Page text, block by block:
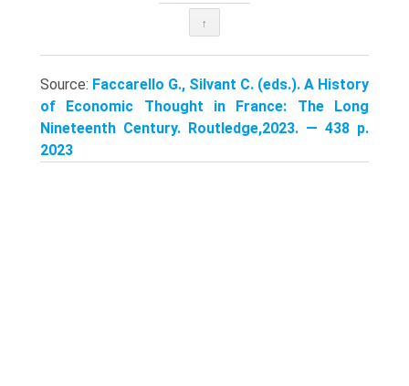
↑
Source: Faccarello G., Silvant C. (eds.). A History
of Economic Thought in France: The Long
Nineteenth Century. Routledge,2023. — 438 p.
2023